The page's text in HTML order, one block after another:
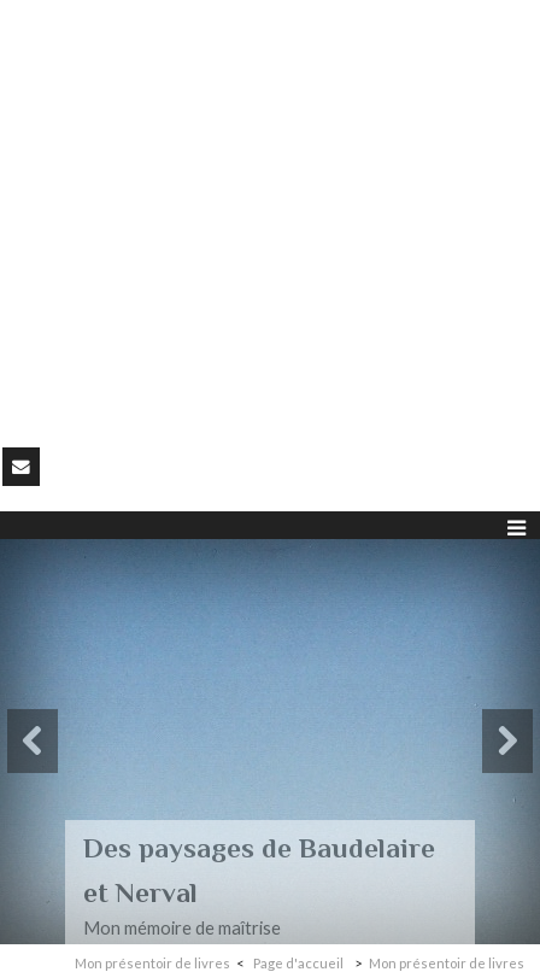
Des paysages de Baudelaire
et Nerval
Mon mémoire de maîtrise
Mon présentoir de livres Page d'accueil Mon présentoir de livres